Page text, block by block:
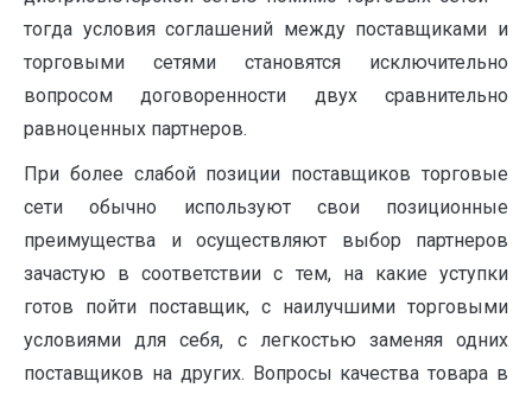
тогда условия соглашений между поставщиками и
торговыми сетями становятся исключительно
вопросом договоренности двух сравнительно
равноценных партнеров.
При более слабой позиции поставщиков торговые
сети обычно используют свои позиционные
преимущества и осуществляют выбор партнеров
зачастую в соответствии с тем, на какие уступки
готов пойти поставщик, с наилучшими торговыми
условиями для себя, с легкостью заменяя одних
поставщиков на других. Вопросы качества товара в